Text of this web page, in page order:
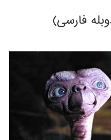
فارسی)